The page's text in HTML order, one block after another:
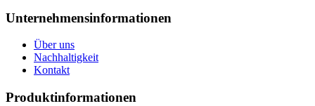
Unternehmensinformationen
Über uns
Nachhaltigkeit
Kontakt
Produktinformationen